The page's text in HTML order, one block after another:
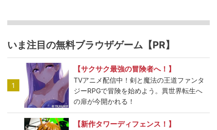
いま注目の無料ブラウザゲーム【PR】
1
【サクサク最強の冒険者へ！】
TVアニメ配信中！剣と魔法の王道ファンタ
ジーRPGで冒険を始めよう。異世界転生へ
の扉が今開かれる！
【新作タワーディフェンス！】